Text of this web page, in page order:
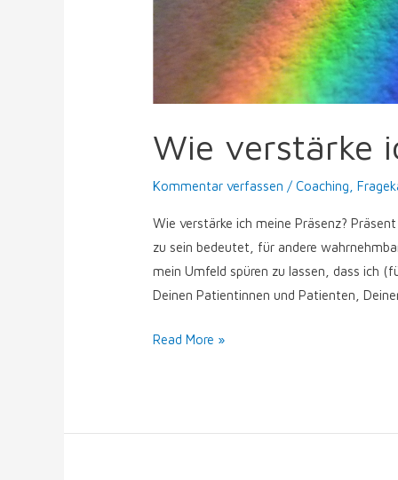
Wie verstärke
Kommentar verfassen /Coaching ,
Wie verstärke ich meine Präsenz?
zu sein bedeutet, für andere
mein Umfeld spüren zu lassen, dass ich
Deinen Patientinnen und Patienten,
Read More »